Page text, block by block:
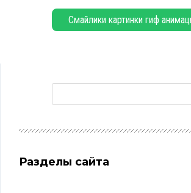
Смайлики картинки гиф
Разделы сайта